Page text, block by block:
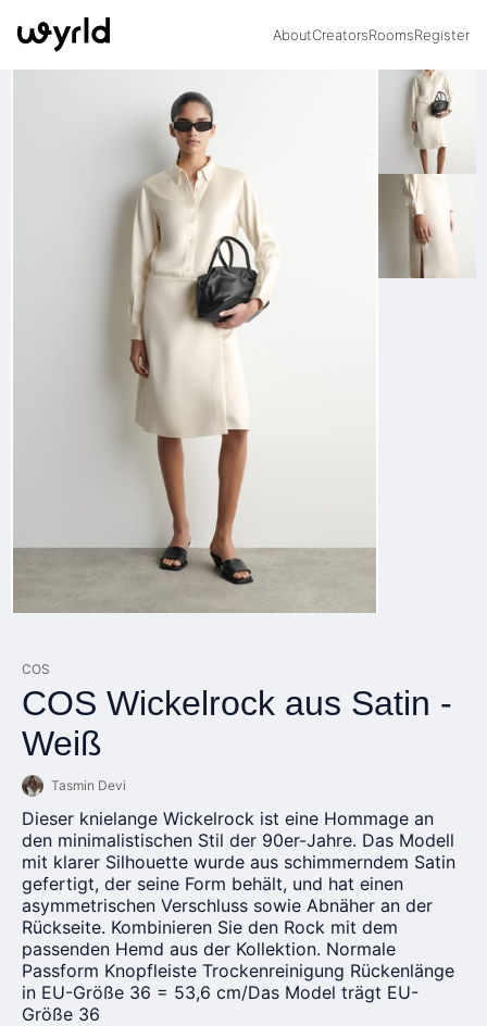
AboutCreatorsRoomsRegister
COS
COS Wickelrock aus Satin -
Weiß
Tasmin Devi
Dieser knielange Wickelrock ist eine Hommage an
den minimalistischen Stil der 90er-Jahre. Das Modell
mit klarer Silhouette wurde aus schimmerndem Satin
gefertigt, der seine Form behält, und hat einen
asymmetrischen Verschluss sowie Abnäher an der
Rückseite. Kombinieren Sie den Rock mit dem
passenden Hemd aus der Kollektion. Normale
Passform Knopfleiste Trockenreinigung Rückenlänge
in EU-Größe 36 = 53,6 cm/Das Model trägt EU-
Größe 36